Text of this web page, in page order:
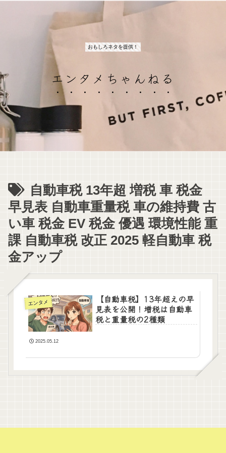
おもしろネタを提供！
エンタメちゃんねる
自動車税 13年超 増税 車 税金
早見表 自動車重量税 車の維持費 古
い車 税金 EV 税金 優遇 環境性能 重
課 自動車税 改正 2025 軽自動車 税
金アップ
エンタメ
【自動車税】13年超えの早
見表を公開！増税は自動車
税と重量税の2種類
2025.05.12